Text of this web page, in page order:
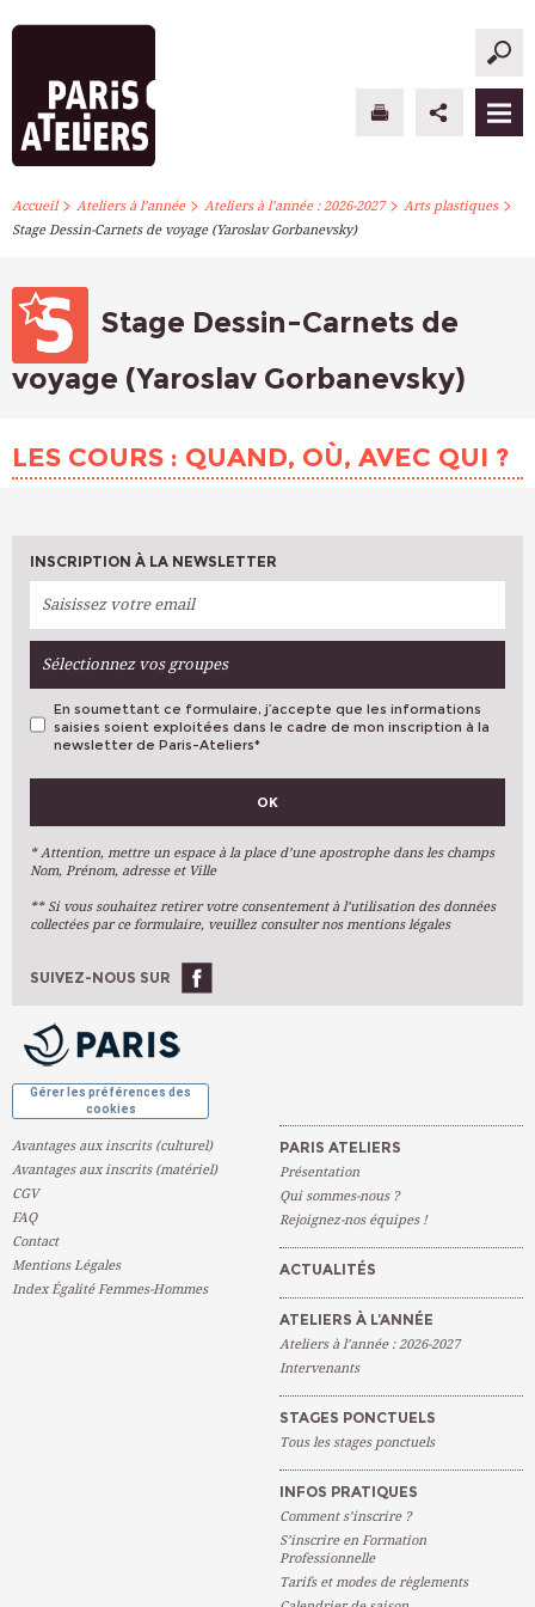
PARIS ATELIERS
ATELIERS À L’ANNÉE
STAGES PONCTUELS
S’INSCRIRE
Accueil> Ateliers à l’année> Ateliers à l’année : 2026-2027> Arts plastiques>
Stage Dessin-Carnets de voyage (Yaroslav Gorbanevsky)
Stage Dessin-Carnets de
voyage (Yaroslav Gorbanevsky)
LES COURS : QUAND, OÙ, AVEC QUI ?
INSCRIPTION À LA NEWSLETTER
Sélectionnez vos groupes
VOS PRÉFÉRENCES
Arts Plastiques
Arts Du Texte
Arts Numériques
Ateliers À L'année
En soumettant ce formulaire, j’accepte que les informations
saisies soient exploitées dans le cadre de mon inscription à la
newsletter de Paris-Ateliers*
OK
* Attention, mettre un espace à la place d’une apostrophe dans les champs
Nom, Prénom, adresse et Ville
** Si vous souhaitez retirer votre consentement à l’utilisation des données
collectées par ce formulaire, veuillez consulter nos mentions légales
SUIVEZ-NOUS SUR
Gérer les préférences des
cookies
Avantages aux inscrits (culturel)
Avantages aux inscrits (matériel)
CGV
FAQ
Contact
Mentions Légales
Index Égalité Femmes-Hommes
PARIS ATELIERS
Présentation
Qui sommes-nous ?
Rejoignez-nos équipes !
ACTUALITÉS
ATELIERS À L’ANNÉE
Ateliers à l’année : 2026-2027
Intervenants
STAGES PONCTUELS
Tous les stages ponctuels
INFOS PRATIQUES
Comment s’inscrire ?
S’inscrire en Formation
Professionnelle
Tarifs et modes de règlements